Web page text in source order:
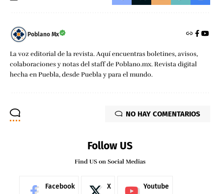
Poblano Mx
La voz editorial de la revista. Aquí encuentras boletines, avisos,
colaboraciones y notas del staff de Poblano.mx. Revista digital
hecha en Puebla, desde Puebla y para el mundo.
NO HAY COMENTARIOS
Follow US
Find US on Social Medias
Facebook X Youtube